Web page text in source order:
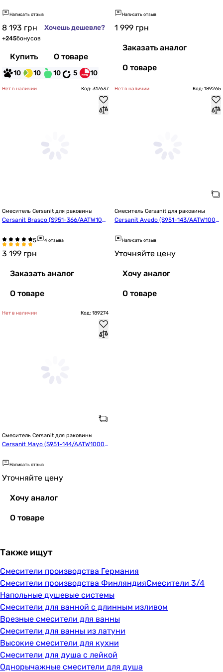
Написать отзыв
8 193 грн Хочешь дешевле?
+245бонусов
Купить О товаре
10 10 10 5 10
Написать отзыв
1 999 грн
Заказать аналог
О товаре
Нет в наличии Код: 317637
Смеситель Cersanit для раковины
Cersanit Brasco (S951-366/AATW100
4 отзыва
3 199 грн
Заказать аналог
О товаре
Нет в наличии Код: 189265
Смеситель Cersanit для раковины
Cersanit Avedo (S951-143/AATW1000
Написать отзыв
Уточняйте цену
Хочу аналог
О товаре
Нет в наличии Код: 189274
Смеситель Cersanit для раковины
Cersanit Mayo (S951-144/AATW10002
Написать отзыв
Уточняйте цену
Хочу аналог
О товаре
Также ищут
Смесители производства Германия
Смесители производства ФинляндияСмесители 3/4
Напольные душевые системы
Смесители для ванной с длинным изливом
Врезные смесители для ванны
Смесители для ванны из латуни
Высокие смесители для кухни
Смесители для душа с лейкой
Однорычажные смесители для душа